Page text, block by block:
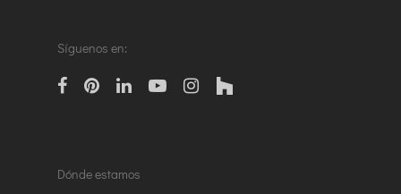
Síguenos en:
facebook
pinterestlinkedinYoutubeinstagram
houzz
Dónde estamos